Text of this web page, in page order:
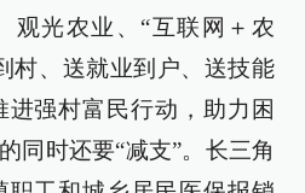
观光农业、“互联网＋农
、送就业到户、送技能
强村富民行动，助力困
同时还要“减支”。长三角